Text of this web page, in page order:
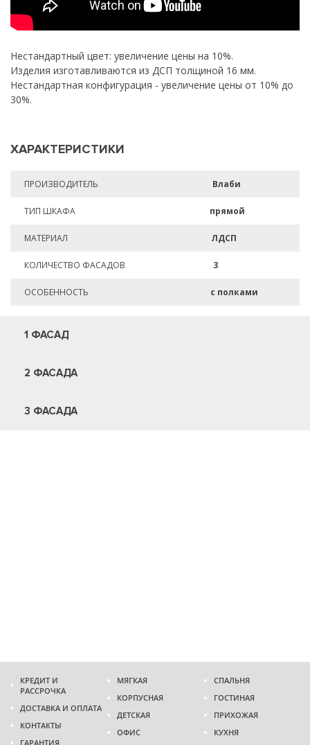
Нестандартный цвет: увеличение цены на 10%.
Изделия изготавливаются из ДСП толщиной 16 мм.
Нестандартная конфигурация - увеличение цены от 10% до
30%.
ХАРАКТЕРИСТИКИ
ПРОИЗВОДИТЕЛЬ Влаби
ТИП ШКАФА прямой
МАТЕРИАЛ ЛДСП
КОЛИЧЕСТВО ФАСАДОВ 3
ОСОБЕННОСТЬ с полками
1 ФАСАД
2 ФАСАДА
3 ФАСАДА
КРЕДИТ И
РАССРОЧКА
ДОСТАВКА И ОПЛАТА
КОНТАКТЫ
ГАРАНТИЯ
МЯГКАЯ
КОРПУСНАЯ
ДЕТСКАЯ
ОФИС
СПАЛЬНЯ
ГОСТИНАЯ
ПРИХОЖАЯ
КУХНЯ